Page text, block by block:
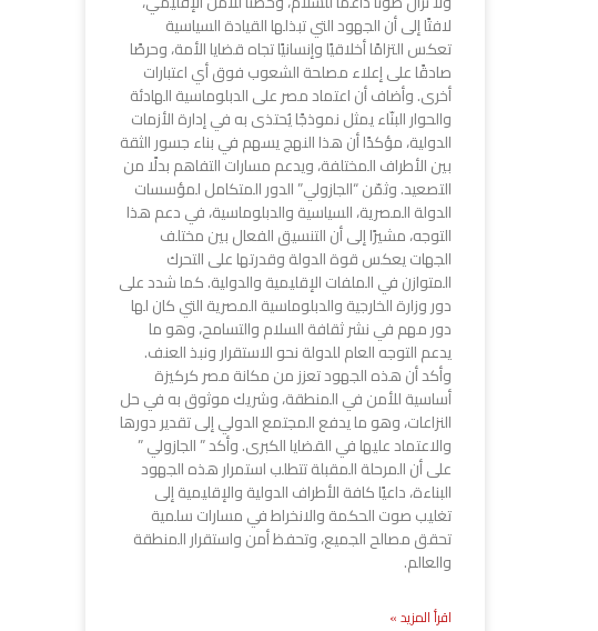
لافتًا إلى أن الجهود التي تبذلها القيادة السياسية
تعكس التزامًا أخلاقيًا وإنسانيًا تجاه قضايا الأمة، وحرصًا
صادقًا على إعلاء مصلحة الشعوب فوق أي اعتبارات
أخرى. وأضاف أن اعتماد مصر على الدبلوماسية الهادئة
والحوار البنّاء يمثل نموذجًا يُحتذى به في إدارة الأزمات
الدولية، مؤكدًا أن هذا النهج يسهم في بناء جسور الثقة
بين الأطراف المختلفة، ويدعم مسارات التفاهم بدلًا من
التصعيد. وثمّن “الجازولي” الدور المتكامل لمؤسسات
الدولة المصرية، السياسية والدبلوماسية، في دعم هذا
التوجه، مشيرًا إلى أن التنسيق الفعال بين مختلف
الجهات يعكس قوة الدولة وقدرتها على التحرك
المتوازن في الملفات الإقليمية والدولية. كما شدد على
دور وزارة الخارجية والدبلوماسية المصرية التي كان لها
دور مهم في نشر ثقافة السلام والتسامح، وهو ما
يدعم التوجه العام للدولة نحو الاستقرار ونبذ العنف.
وأكد أن هذه الجهود تعزز من مكانة مصر كركيزة
أساسية للأمن في المنطقة، وشريك موثوق به في حل
النزاعات، وهو ما يدفع المجتمع الدولي إلى تقدير دورها
والاعتماد عليها في القضايا الكبرى. وأكد ” الجازولي ”
على أن المرحلة المقبلة تتطلب استمرار هذه الجهود
البناءة، داعيًا كافة الأطراف الدولية والإقليمية إلى
تغليب صوت الحكمة والانخراط في مسارات سلمية
تحقق مصالح الجميع، وتحفظ أمن واستقرار المنطقة
والعالم.
اقرأ المزيد »